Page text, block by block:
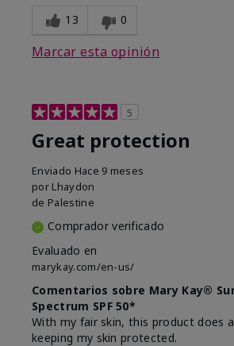
13 0
Marcar esta opinión
5
Great protection
Enviado Hace 9 meses
por Lhaydon
de Palestine
Comprador verificado
Evaluado en
marykay.com/en-us/
Comentarios sobre Mary Kay®
Spectrum SPF 50*
With my fair skin, this product does
keeping my skin protected.